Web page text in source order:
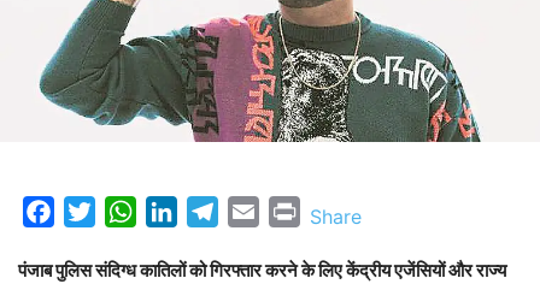
FacebookTwitterWhatsAppLinkedInTelegram
Email Print
Share
पंजाब पुलिस संदिग्ध कातिलों को गिरफ्तार करने के लिए केंद्रीय एजेंसियों और राज्य